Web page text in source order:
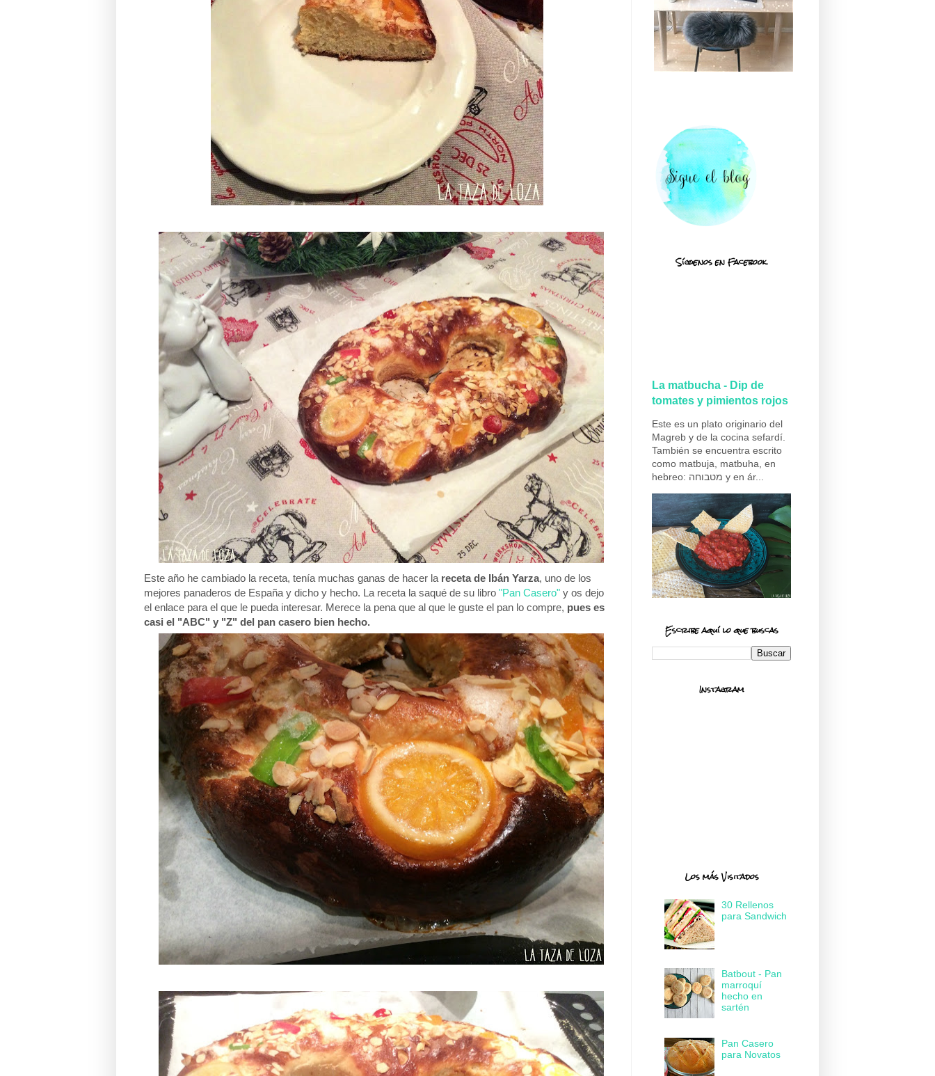
Este año he cambiado la receta, tenía muchas ganas de hacer la receta de Ibán Yarza, uno de los
mejores panaderos de España y dicho y hecho. La receta la saqué de su libro "Pan Casero" y os dejo
el enlace para el que le pueda interesar. Merece la pena que al que le guste el pan lo compre, pues es
casi el "ABC" y "Z" del pan casero bien hecho.
Síguenos en Facebook
La matbucha - Dip de
tomates y pimientos rojos
Este es un plato originario del
Magreb y de la cocina sefardí.
También se encuentra escrito
como matbuja, matbuha, en
hebreo: מטבוחה y en ár...
Escribe aquí lo que buscas
Instagram
Los más Visitados
30 Rellenos
para Sandwich
Batbout - Pan
marroquí
hecho en
sartén
Pan Casero
para Novatos